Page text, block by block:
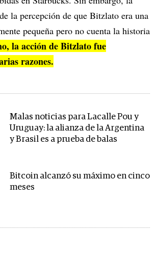
la percepción de que Bitzlato era una
pequeña pero no cuenta la historia
la acción de Bitzlato fue
razones.
Malas noticias para Lacalle Pou y
Uruguay: la alianza de la Argentina
y Brasil es a prueba de balas
Bitcoin alcanzó su máximo en cinco
meses